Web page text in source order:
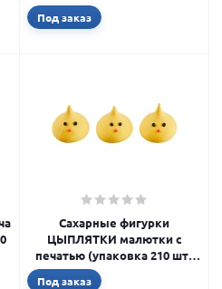
Под заказ
Сахарные фигурки
ЦЫПЛЯТКИ малютки с
печатью (упаковка 210 шт)
tp93992
Под заказ